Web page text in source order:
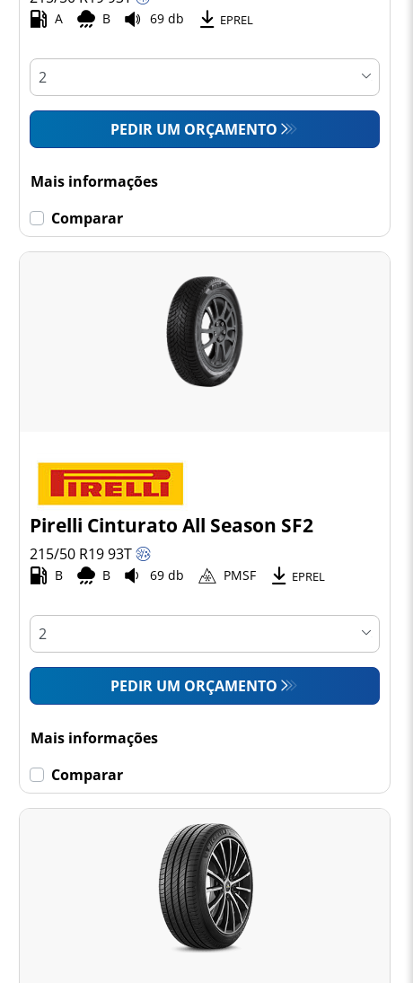
A B 69 db EPREL
PEDIR UM ORÇAMENTO
Mais informações
Comparar
Pirelli Cinturato All Season SF2
215/50 R1993T
B B 69 db PMSF EPREL
PEDIR UM ORÇAMENTO
Mais informações
Comparar